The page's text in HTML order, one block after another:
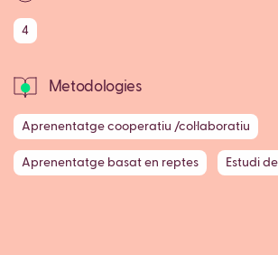
4
Metodologies
Aprenentatge cooperatiu /col·laboratiu
Aprenentatge basat en reptes Estudi